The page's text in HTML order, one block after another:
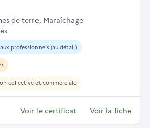
de terre, Maraîchage
professionnels (au détail)
collective et commerciale
Voir le certificat Voir la fiche